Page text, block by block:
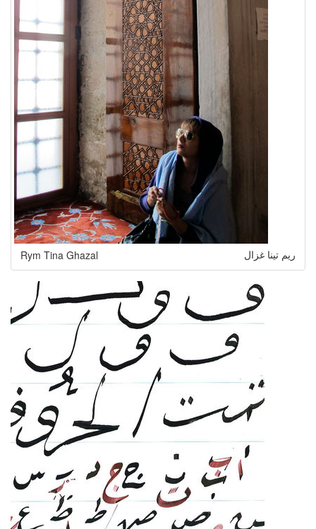
ريم تينا غزال Rym Tina Ghazal